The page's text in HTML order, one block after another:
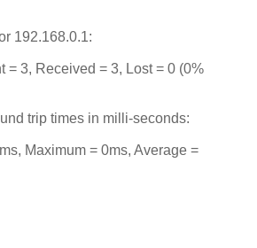
192.168.0.1:
3, Received = 3, Lost = 0 (0%
trip times in milli-seconds:
Maximum = 0ms, Average =